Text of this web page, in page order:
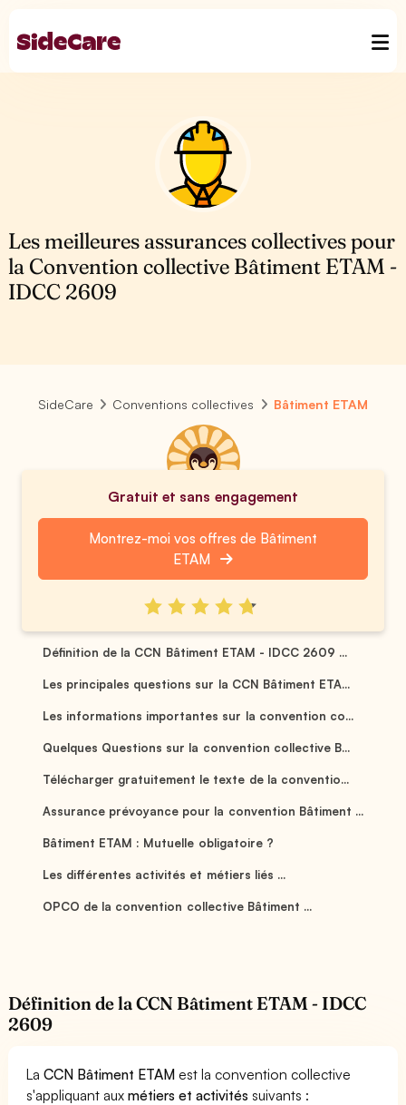
Les meilleures assurances collectives pour
la Convention collective Bâtiment ETAM -
IDCC 2609
SideCare Conventions collectives Bâtiment ETAM
Gratuit et sans engagement
Montrez-moi vos offres de Bâtiment
ETAM
Définition de la CCN Bâtiment ETAM - IDCC 2609 ...
Les principales questions sur la CCN Bâtiment ETA...
Les informations importantes sur la convention co...
Quelques Questions sur la convention collective B...
Télécharger gratuitement le texte de la conventio...
Assurance prévoyance pour la convention Bâtiment ...
Bâtiment ETAM : Mutuelle obligatoire ?
Les différentes activités et métiers liés ...
OPCO de la convention collective Bâtiment ...
Définition de la CCN Bâtiment ETAM - IDCC
2609
LaCCN Bâtiment ETAM est la convention collective
s'appliquant auxmétiers et activités suivants :